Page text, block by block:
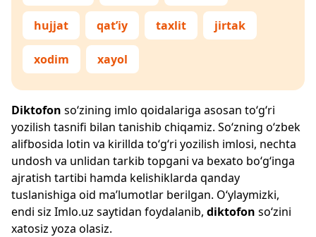
hujjat qat’iy taxlit jirtak
xodim xayol
Diktofon so‘zining imlo qoidalariga asosan to‘g‘ri
yozilish tasnifi bilan tanishib chiqamiz. So‘zning o‘zbek
alifbosida lotin va kirillda to‘g‘ri yozilish imlosi, nechta
undosh va unlidan tarkib topgani va bexato bo‘g‘inga
ajratish tartibi hamda kelishiklarda qanday
tuslanishiga oid ma’lumotlar berilgan. O‘ylaymizki,
endi siz Imlo.uz saytidan foydalanib, diktofon so‘zini
xatosiz yoza olasiz.